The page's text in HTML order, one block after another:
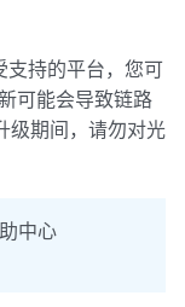
支持的平台，您可
可能会导致链路
级期间，请勿对光
中心